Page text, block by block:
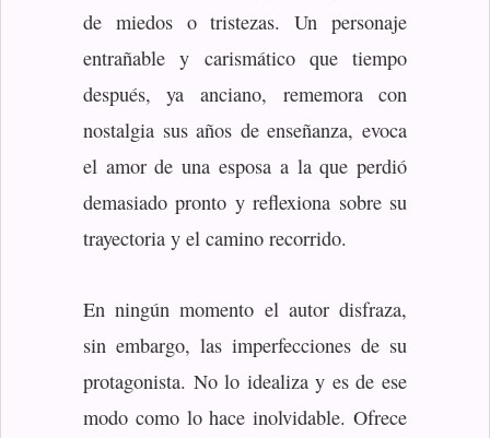
de miedos o tristezas. Un personaje
entrañable y carismático que tiempo
después, ya anciano, rememora con
nostalgia sus años de enseñanza, evoca
el amor de una esposa a la que perdió
demasiado pronto y reflexiona sobre su
trayectoria y el camino recorrido.
En ningún momento el autor disfraza,
sin embargo, las imperfecciones de su
protagonista. No lo idealiza y es de ese
modo como lo hace inolvidable. Ofrece